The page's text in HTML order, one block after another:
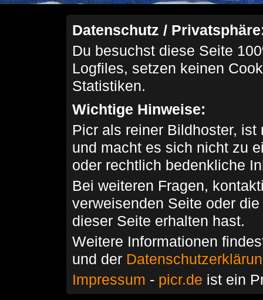
Datenschutz /
Du besuchst diese Seite
Logfiles, setzen keinen
Statistiken.
Wichtige Hinweise:
Picr als reiner Bildhoster,
und macht es sich nicht zu
oder rechtlich bedenkliche
Bei weiteren Fragen,
verweisenden Seite oder
dieser Seite erhalten hast.
Weitere Informationen
und der
Impressum - picr.de ist ein